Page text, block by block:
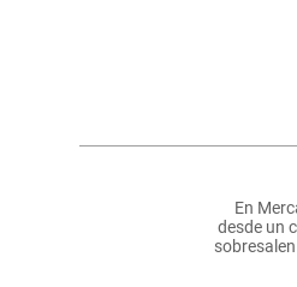
En
desde un